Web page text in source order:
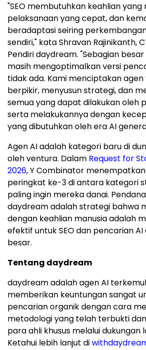
"SEO membutuhkan keahlian yang
pelaksanaan yang cepat, dan
beradaptasi seiring
sendiri," kata Shravan Rajinikanth,
Pendiri daydream. "Sebagian
masih mengoptimalkan versi
tidak ada. Kami menciptakan
berpikir, menyusun strategi, dan
semua yang dapat dilakukan oleh
serta melakukannya dengan
yang dibutuhkan oleh era AI
Agen AI adalah kategori baru di
oleh ventura. Dalam Request for
2026, Y Combinator
peringkat ke-3 di antara kategori
paling ingin mereka danai.
daydream adalah strategi bahwa
dengan keahlian manusia adalah
efektif untuk SEO dan pencarian
besar.
Tentang daydream
daydream adalah agen AI
memberikan keuntungan sangat
pencarian organik dengan cara
metodologi yang telah terbukti
para ahli khusus melalui dukungan
Ketahui lebih lanjut di